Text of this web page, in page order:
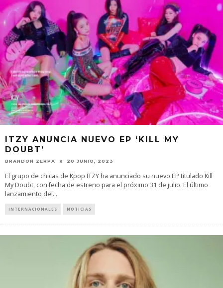
ITZY ANUNCIA NUEVO EP ‘KILL MY
DOUBT’
BRANDON ZERPA 20 JUNIO, 2023
El grupo de chicas de Kpop ITZY ha anunciado su nuevo EP titulado Kill
My Doubt, con fecha de estreno para el próximo 31 de julio. El último
lanzamiento del...
INTERNACIONALES NOTICIAS